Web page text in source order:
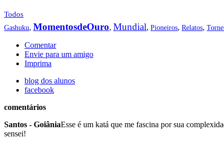
Todos
Gashuku, MomentosdeOuro, Mundial, Pioneiros, Relatos,
Comentar
Envie para um amigo
Imprima
blog dos alunos
facebook
comentários
Santos - GoiâniaEsse é um katá que me fascina por sua
sensei!